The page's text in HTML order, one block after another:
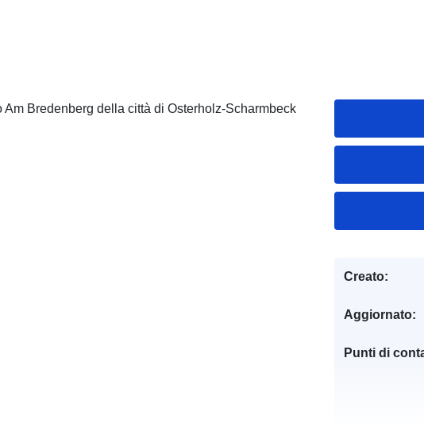
Bredenberg della città di Osterholz-Scharmbeck
Creato:
Aggiornato:
Punti di